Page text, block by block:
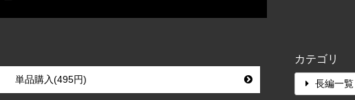
単品購入(495円)
カテゴリ
長編一覧